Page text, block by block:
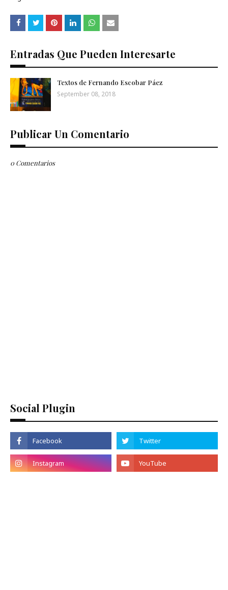
Entradas Que Pueden Interesarte
Textos de Fernando Escobar Páez
September 08, 2018
Publicar Un Comentario
0 Comentarios
Social Plugin